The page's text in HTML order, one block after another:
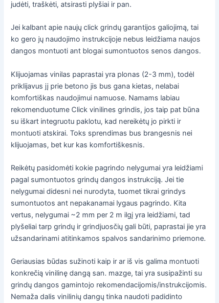
judėti, traškėti, atsirasti plyšiai ir pan.
Jei kalbant apie naujų click grindų garantijos galiojimą, tai
ko gero jų naudojimo instrukcijoje nebus leidžiama naujos
dangos montuoti ant blogai sumontuotos senos dangos.
Klijuojamas vinilas paprastai yra plonas (2-3 mm), todėl
priklijavus jį prie betono jis bus gana kietas, nelabai
komfortiškas naudojimui namuose. Namams labiau
rekomenduotume Click vinilines grindis, jos taip pat būna
su iškart integruotu paklotu, kad nereikėtų jo pirkti ir
montuoti atskirai. Toks sprendimas bus brangesnis nei
klijuojamas, bet kur kas komfortiškesnis.
Reikėtų pasidomėti kokie pagrindo nelygumai yra leidžiami
pagal sumontuotos grindų dangos instrukciją. Jei tie
nelygumai didesni nei nurodyta, tuomet tikrai grindys
sumontuotos ant nepakanamai lygaus pagrindo. Kita
vertus, nelygumai ~2 mm per 2 m ilgį yra leidžiami, tad
plyšeliai tarp grindų ir grindjuosčių gali būti, paprastai jie yra
užsandarinami atitinkamos spalvos sandarinimo priemone.
Geriausias būdas sužinoti kaip ir ar iš vis galima montuoti
konkrečią vinilinę dangą san. mazge, tai yra susipažinti su
grindų dangos gamintojo rekomendacijomis/instrukcijomis.
Nemaža dalis vinilinių dangų tinka naudoti padidinto